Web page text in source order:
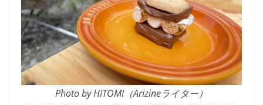
Photo by HITOMI（Arizineライター）